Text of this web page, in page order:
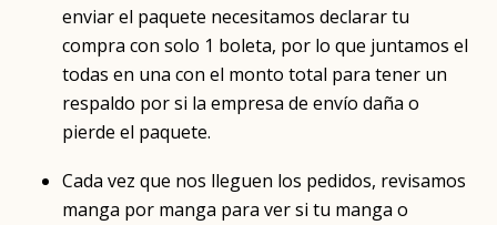
enviar el paquete necesitamos declarar tu
compra con solo 1 boleta, por lo que juntamos el
todas en una con el monto total para tener un
respaldo por si la empresa de envío daña o
pierde el paquete.
Cada vez que nos lleguen los pedidos, revisamos
manga por manga para ver si tu manga o